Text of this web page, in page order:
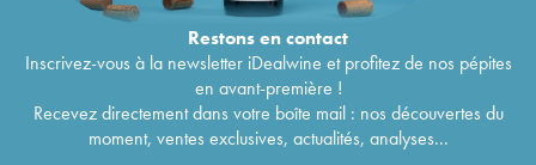
Restons encontact
Inscrivez-vous à la newsletter iDealwine et profitez de nos pépites
en avant-première !
Recevez directement dans votre boîte mail : nos découvertes du
moment, ventes exclusives, actualités, analyses...